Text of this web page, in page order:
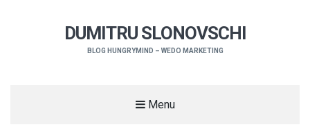
DUMITRU SLONOVSCHI
BLOG HUNGRYMIND – WEDO MARKETING
Menu